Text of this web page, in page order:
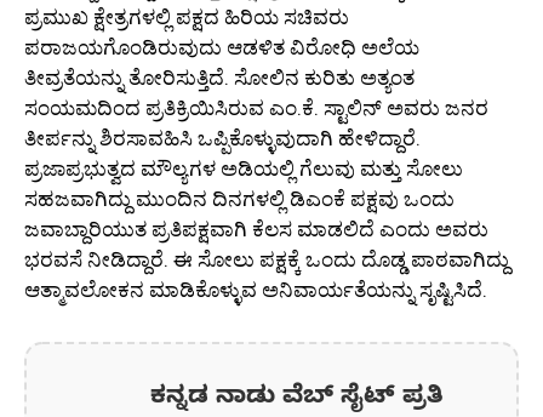
ಪ್ರಮುಖ ಕ್ಷೇತ್ರಗಳಲ್ಲಿ ಪಕ್ಷದ ಹಿರಿಯ ಸಚಿವರು
ಪರಾಜಯಗೊಂಡಿರುವುದು ಆಡಳಿತ ವಿರೋಧಿ ಅಲೆಯ
ತೀವ್ರತೆಯನ್ನು ತೋರಿಸುತ್ತಿದೆ. ಸೋಲಿನ ಕುರಿತು ಅತ್ಯಂತ
ಸಂಯಮದಿಂದ ಪ್ರತಿಕ್ರಿಯಿಸಿರುವ ಎಂ.ಕೆ. ಸ್ಟಾಲಿನ್ ಅವರು ಜನರ
ತೀರ್ಪನ್ನು ಶಿರಸಾವಹಿಸಿ ಒಪ್ಪಿಕೊಳ್ಳುವುದಾಗಿ ಹೇಳಿದ್ದಾರೆ.
ಪ್ರಜಾಪ್ರಭುತ್ವದ ಮೌಲ್ಯಗಳ ಅಡಿಯಲ್ಲಿ ಗೆಲುವು ಮತ್ತು ಸೋಲು
ಸಹಜವಾಗಿದ್ದು ಮುಂದಿನ ದಿನಗಳಲ್ಲಿ ಡಿಎಂಕೆ ಪಕ್ಷವು ಒಂದು
ಜವಾಬ್ದಾರಿಯುತ ಪ್ರತಿಪಕ್ಷವಾಗಿ ಕೆಲಸ ಮಾಡಲಿದೆ ಎಂದು ಅವರು
ಭರವಸೆ ನೀಡಿದ್ದಾರೆ. ಈ ಸೋಲು ಪಕ್ಷಕ್ಕೆ ಒಂದು ದೊಡ್ಡ ಪಾಠವಾಗಿದ್ದು
ಆತ್ಮಾವಲೋಕನ ಮಾಡಿಕೊಳ್ಳುವ ಅನಿವಾರ್ಯತೆಯನ್ನು ಸೃಷ್ಟಿಸಿದೆ.
ಕನ್ನಡ ನಾಡು ವೆಬ್ ಸೈಟ್ ಪ್ರತಿ